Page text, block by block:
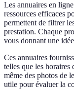
Les annuaires en
ressources efficaces
permettent de filtrer
prestation. Chaque
vous donnant une
Ces annuaires
telles que les
même des photos de
utile pour évaluer la